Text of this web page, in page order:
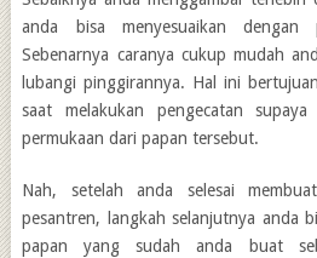
anda bisa menyesuaikan
Sebenarnya caranya cukup mudah
lubangi pinggirannya. Hal ini
saat melakukan pengecatan
permukaan dari papan tersebut.
Nah, setelah anda selesai
pesantren, langkah selanjutnya anda
papan yang sudah anda buat